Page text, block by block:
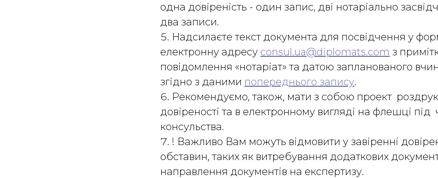
одна довіреність - один запис, дві нотаріально
два записи.
Надсилаєте текст документа для посвідчення у
електронну адресу consul.ua@diplomats.com з
повідомлення «нотаріат» та датою запланованого
згідно з даними попереднього запису.
Рекомендуємо, також, мати з собою проект
довіреності та в електронному вигляді на флешці під
консульства.
! Важливо Вам можуть відмовити у завіренні
обставин, таких як витребування додаткових
направлення документів на експертизу.